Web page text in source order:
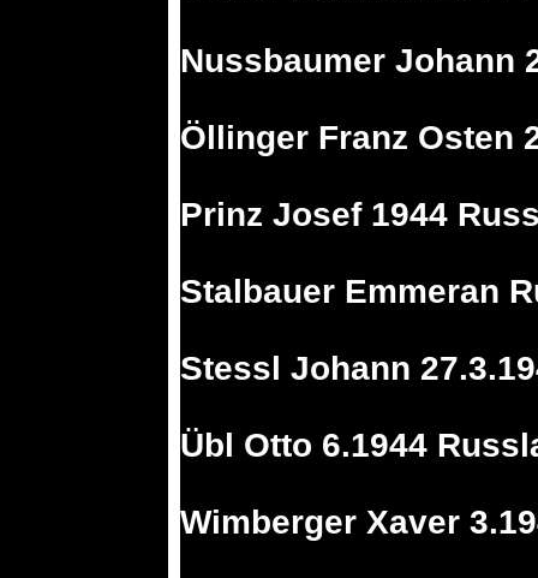
Nussbaumer Johann
Öllinger Franz Osten
Prinz Josef 1944
Stalbauer Emmeran
Stessl Johann
Übl Otto 6.1944
Wimberger Xaver